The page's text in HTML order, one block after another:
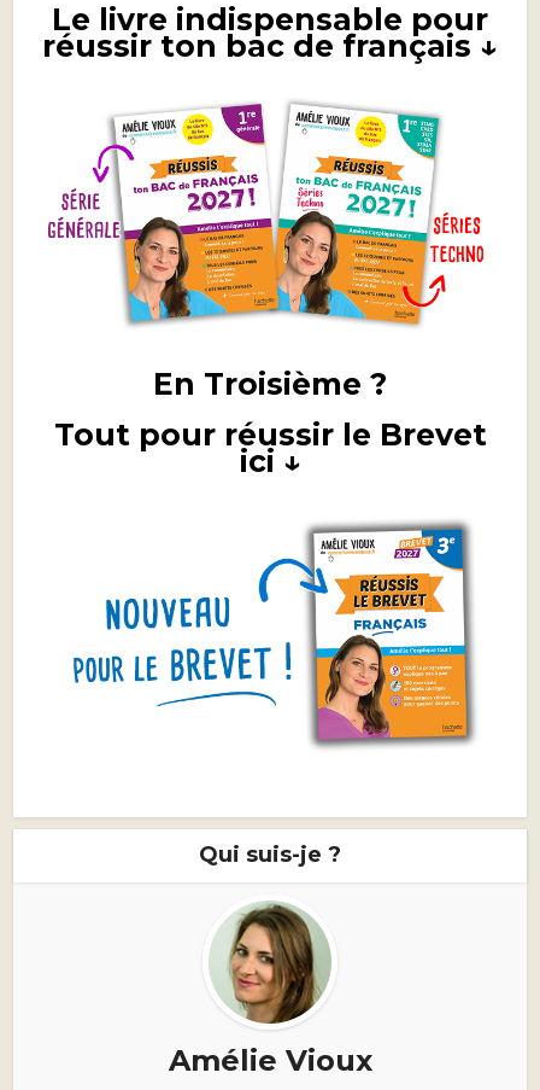
Le livre indispensable pour
réussir ton bac de français ↓
En Troisième ?
Tout pour réussir le Brevet
ici ↓
Qui suis-je ?
Amélie Vioux